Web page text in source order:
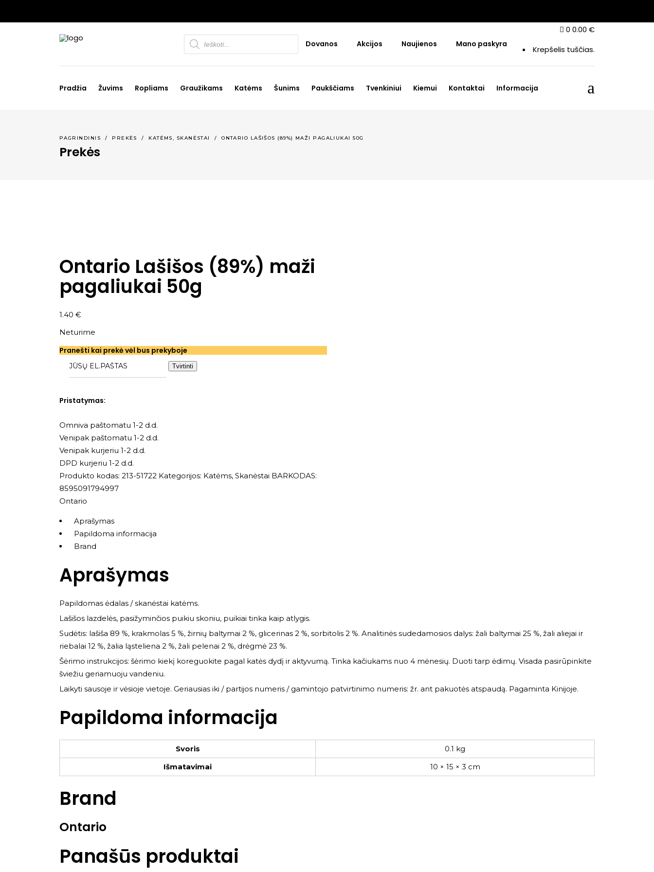
Products
search Dovanos Akcijos Naujienos Mano paskyra
0 0.00 €
Krepšelis tuščias.
Pradžia Žuvims Ropliams Graužikams Katėms Šunims Paukščiams Tvenkiniui Kiemui Kontaktai Informacija
PAGRINDINIS / PREKĖS / KATĖMS, SKANĖSTAI /ONTARIO LAŠIŠOS (89%) MAŽI PAGALIUKAI 50G
Prekės
Ontario Lašišos (89%) maži
pagaliukai 50g
1.40 €
Neturime
Pranešti kai prekė vėl bus prekyboje
Tvirtinti
Pristatymas:
Omniva paštomatu 1-2 d.d.
Venipak paštomatu 1-2 d.d.
Venipak kurjeriu 1-2 d.d.
DPD kurjeriu 1-2 d.d.
Produkto kodas: 213-51722 Kategorijos: Katėms, Skanėstai BARKODAS:
8595091794997
Ontario
Aprašymas
Papildoma informacija
Brand
Aprašymas
Papildomas ėdalas / skanėstai katėms.
Lašišos lazdelės, pasižyminčios puikiu skoniu, puikiai tinka kaip atlygis.
Sudėtis: lašiša 89 %, krakmolas 5 %, žirnių baltymai 2 %, glicerinas 2 %, sorbitolis 2 %. Analitinės sudedamosios dalys: žali baltymai 25 %, žali aliejai ir
riebalai 12 %, žalia ląsteliena 2 %, žali pelenai 2 %, drėgmė 23 %.
Šėrimo instrukcijos: šėrimo kiekį koreguokite pagal katės dydį ir aktyvumą. Tinka kačiukams nuo 4 mėnesių. Duoti tarp ėdimų. Visada pasirūpinkite
šviežiu geriamuoju vandeniu.
Laikyti sausoje ir vėsioje vietoje. Geriausias iki / partijos numeris / gamintojo patvirtinimo numeris: žr. ant pakuotės atspaudą. Pagaminta Kinijoje.
Papildoma informacija
Svoris
0.1 kg
Išmatavimai
10 × 15 × 3 cm
Brand
Ontario
Panašūs produktai